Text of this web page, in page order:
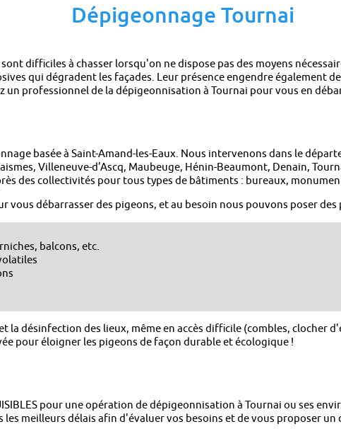
Dépigeonnage Tournai
difficiles à chasser lorsqu'on ne dispose pas des moyens
qui dégradent les façades. Leur présence engendre également
professionnel de la dépigeonnisation à Tournai pour vous en
basée à Saint-Amand-les-Eaux. Nous intervenons dans le
Villeneuve-d'Ascq, Maubeuge, Hénin-Beaumont, Denain,
des collectivités pour tous types de bâtiments : bureaux,
vous débarrasser des pigeons, et au besoin nous pouvons poser
balcons, etc.
la désinfection des lieux, même en accès difficile (combles, clocher
pour éloigner les pigeons de façon durable et écologique !
pour une opération de dépigeonnisation à Tournai ou ses
meilleurs délais afin d'évaluer vos besoins et de vous proposer